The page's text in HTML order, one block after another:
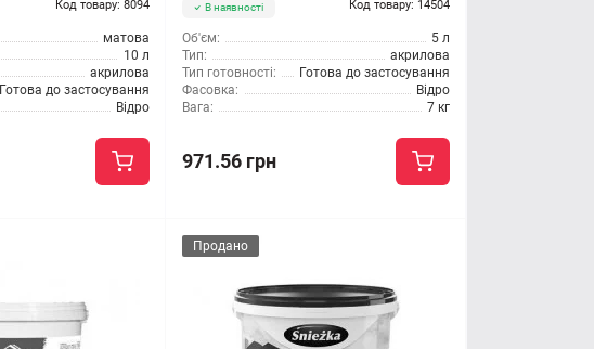
Код товару: 8094
матова
10 л
акрилова
Готова до застосування
Відро
В наявності Код товару: 14504
Об'єм:
5 л
Тип:
акрилова
Тип готовності:
Готова до застосування
Фасовка:
Відро
Вага:
7 кг
971.56 грн
Продано